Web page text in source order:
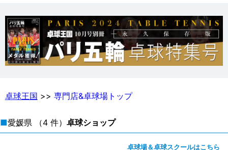
卓球王国 >> 専門店&卓球場トップ
■愛媛県 （4 件） 卓球ショップ